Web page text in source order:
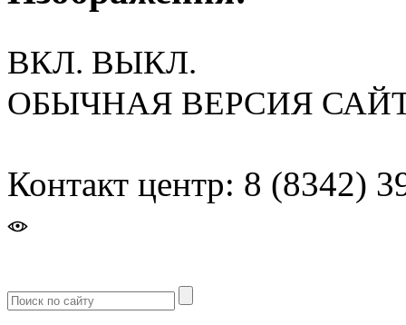
ВКЛ. ВЫКЛ.
ОБЫЧНАЯ ВЕРСИЯ
Контакт центр: 8 (8342)